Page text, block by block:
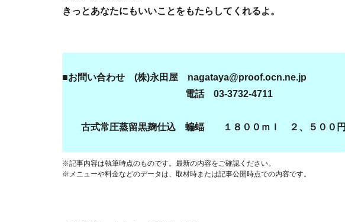
きっとあなたにもいいことをもたらしてくれるよ。
■お問い合わせ (株)永田屋 nagataya@proof.ocn.ne.jp
電話 03-3732-4711
古式常圧蒸留黒麹仕込 蝙蝠 １８００ｍｌ ２、５００円
※記事内容は執筆時点のものです。最新の内容をご確認ください。
※メニューや料金などのデータは、取材時または記事公開時点での内容です。